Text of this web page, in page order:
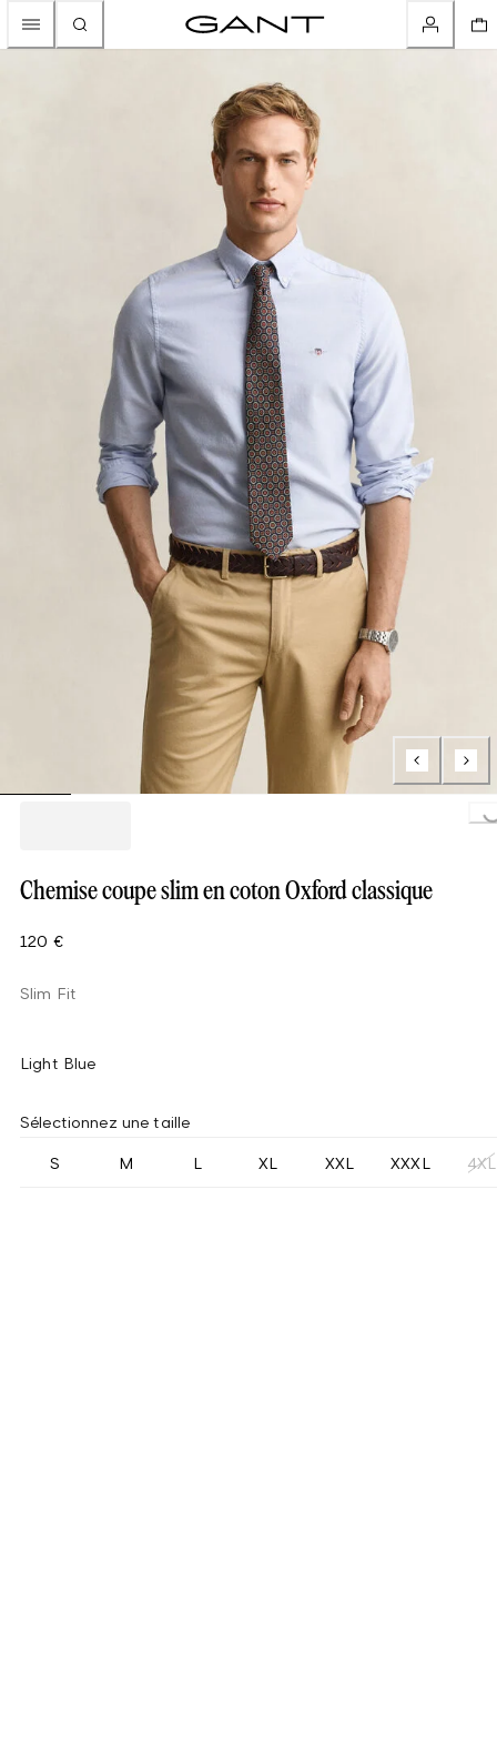
Chemise coupe slim en coton Oxford classique
120 €
Slim Fit
Light Blue
Sélectionnez une taille
S M L XL XXL XXXL 4XL